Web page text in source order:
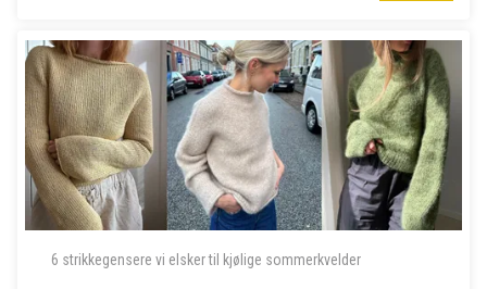
6 strikkegensere vi elsker til kjølige sommerkvelder